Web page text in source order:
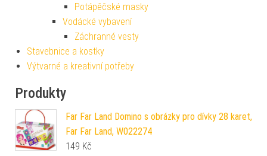
Potápěčské masky
Vodácké vybavení
Záchranné vesty
Stavebnice a kostky
Výtvarné a kreativní potřeby
Produkty
Far Far Land Domino s obrázky pro dívky 28 karet,
Far Far Land, W022274
149 Kč